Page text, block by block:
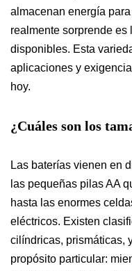
almacenan energía
realmente sorprende
disponibles. Esta
aplicaciones y
hoy.
¿Cuáles son los
Las baterías vienen en
las pequeñas pilas AA
hasta las enormes
eléctricos. Existen
cilíndricas, prismáticas,
propósito particular: